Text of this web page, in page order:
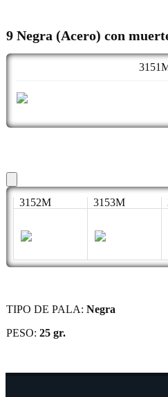
9 Negra (Acero) con
3152M 3153M
TIPO DE PALA: Negra
PESO: 25 gr.